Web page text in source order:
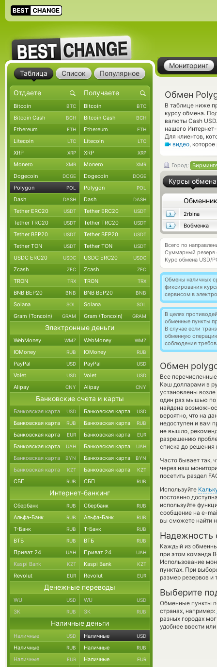
Мониторинг
Обмен
В таблице ниже
курсу обмена.
валюты Cash
нашего
Для клиентов,
видео,
Город:
Курсы обмена
Обменник
2rbina
Вобменка
Всего по
Суммарный резерв
Курс обмена USD/
Обмены наличных
фиксирования
сервисом в
В целях
обменные пункты
В случае если
обменную
соблюдения
Обмен
Все
Кэш долларами в
установлены возле
один раз мышью по
найдена
вероятно, что на
недоступен и вам
не вышло,
разрешению
списка до решения
Часто бывает так,
через наш
посетить раздел
Используйте
постоянно
используйте
сообщение на e-
вы сможете найти
Надежность
Каждый из
при этом команда
Использование
пунктах. При
размер резервов и
Выберите
Обменные пункты
странах, например:
разных городах
удобнее ввести
Таблица Список Популярное
Bitcoin BTC Bitcoin BTC
Bitcoin Cash BCH Bitcoin Cash BCH
Ethereum ETH Ethereum ETH
Litecoin LTC Litecoin LTC
XRP XRP XRP XRP
Monero XMR Monero XMR
Dogecoin DOGE Dogecoin DOGE
Polygon POL Polygon POL
Dash DASH Dash DASH
Tether ERC20 USDT Tether ERC20 USDT
Tether TRC20 USDT Tether TRC20 USDT
Tether BEP20 USDT Tether BEP20 USDT
Tether TON USDT Tether TON USDT
USDC ERC20 USDC USDC ERC20 USDC
Zcash ZEC Zcash ZEC
TRON TRX TRON TRX
BNB BEP20 BNB BNB BEP20 BNB
Solana SOL Solana SOL
Gram (Toncoin) GRAM Gram (Toncoin) GRAM
Электронные деньги
WebMoney WMZ WebMoney WMZ
ЮMoney RUB ЮMoney RUB
PayPal USD PayPal USD
Volet USD Volet USD
Alipay CNY Alipay CNY
Банковские счета и карты
Банковская карта USD Банковская карта USD
Банковская карта RUB Банковская карта RUB
Банковская карта EUR Банковская карта EUR
Банковская карта UAH Банковская карта UAH
Банковская карта BYN Банковская карта BYN
Банковская карта KZT Банковская карта KZT
СБП RUB СБП RUB
Интернет-банкинг
Сбербанк RUB Сбербанк RUB
Альфа-Банк RUB Альфа-Банк RUB
Т-Банк RUB Т-Банк RUB
ВТБ RUB ВТБ RUB
Приват 24 UAH Приват 24 UAH
Kaspi Bank KZT Kaspi Bank KZT
Revolut EUR Revolut EUR
Денежные переводы
WU USD WU USD
ЗК RUB ЗК RUB
Наличные деньги
Наличные USD Наличные USD
Наличные RUB Наличные RUB
Наличные EUR Наличные EUR